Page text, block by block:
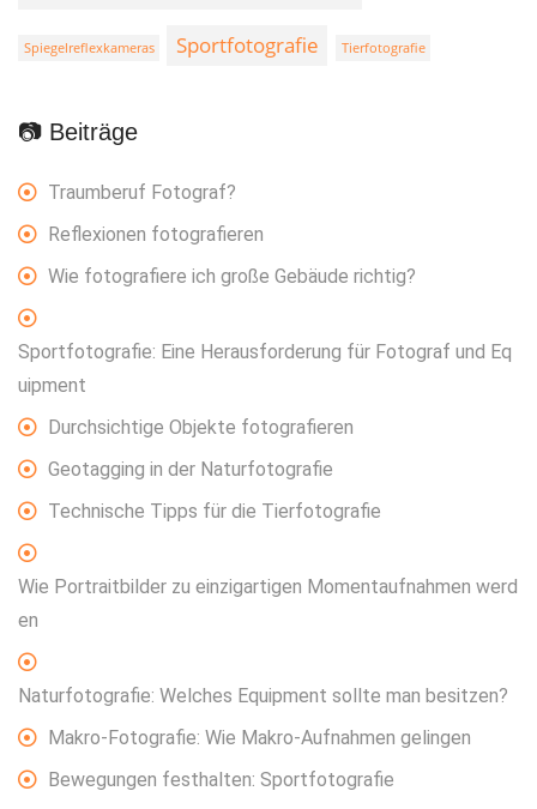
Spiegelreflexkameras Sportfotografie Tierfotografie
📷 Beiträge
Traumberuf Fotograf?
Reflexionen fotografieren
Wie fotografiere ich große Gebäude richtig?
Sportfotografie: Eine Herausforderung für Fotograf und Eq
uipment
Durchsichtige Objekte fotografieren
Geotagging in der Naturfotografie
Technische Tipps für die Tierfotografie
Wie Portraitbilder zu einzigartigen Momentaufnahmen werd
en
Naturfotografie: Welches Equipment sollte man besitzen?
Makro-Fotografie: Wie Makro-Aufnahmen gelingen
Bewegungen festhalten: Sportfotografie